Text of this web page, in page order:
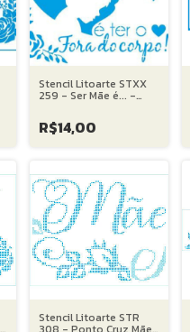
Stencil Litoarte STXX
259 - Ser Mãe é... -
R$14,00
Stencil Litoarte STR